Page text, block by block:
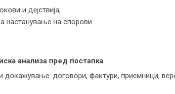
и дејствија;
настанување на спорови.
анализа пред постапка
докажување: договори, фактури, приемници,